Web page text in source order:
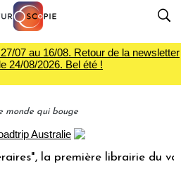
07 au 16/08. Retour de la newsletter
24/08/2026. Bel été !
monde qui bouge
librairie du voyage Le